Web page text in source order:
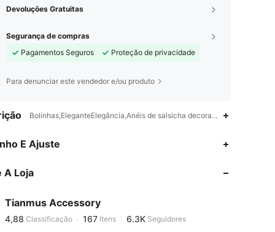
Devoluções Gratuitas
Segurança de compras
Pagamentos Seguros
Proteção de privacidade
Para denunciar este vendedor e/ou produto
Bolinhas,EleganteElegância,Anéis de salsicha decorativos
E Ajuste
A Loja
Tianmus Accessory
4,88
4,88
4,88 Classificação 167 Itens 6.3K Seguidores
G***opago 1 dia atrás